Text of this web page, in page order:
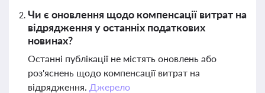
Чи є оновлення щодо компенсації витрат на
відрядження у останніх податкових
новинах?
Останні публікації не містять оновлень або
роз'яснень щодо компенсації витрат на
відрядження. Джерело